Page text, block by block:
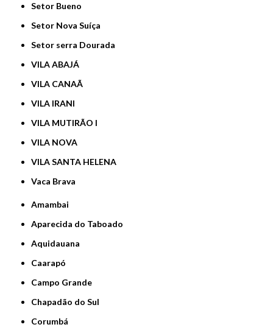
Setor Bueno
Setor Nova Suíça
Setor serra Dourada
VILA ABAJÁ
VILA CANAÃ
VILA IRANI
VILA MUTIRÃO I
VILA NOVA
VILA SANTA HELENA
Vaca Brava
Amambai
Aparecida do Taboado
Aquidauana
Caarapó
Campo Grande
Chapadão do Sul
Corumbá